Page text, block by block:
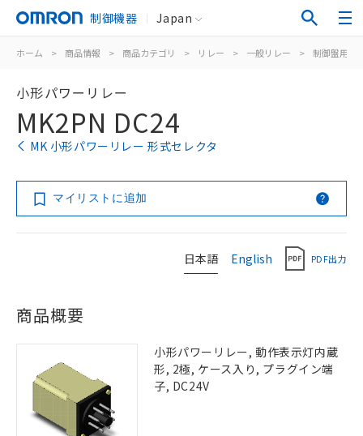
制御機器 Japan
ホーム > 商品情報 > 商品カテゴリ > リレー > 一般リレー > 制御盤用
小形パワーリレー
MK2PN DC24
MK 小形パワーリレー 形式セレクタ
マイリストに追加
日本語 English PDF出力
商品概要
小形パワーリレー, 動作表示灯内蔵
形, 2極, ケース入り, プラグイン端
子, DC24V